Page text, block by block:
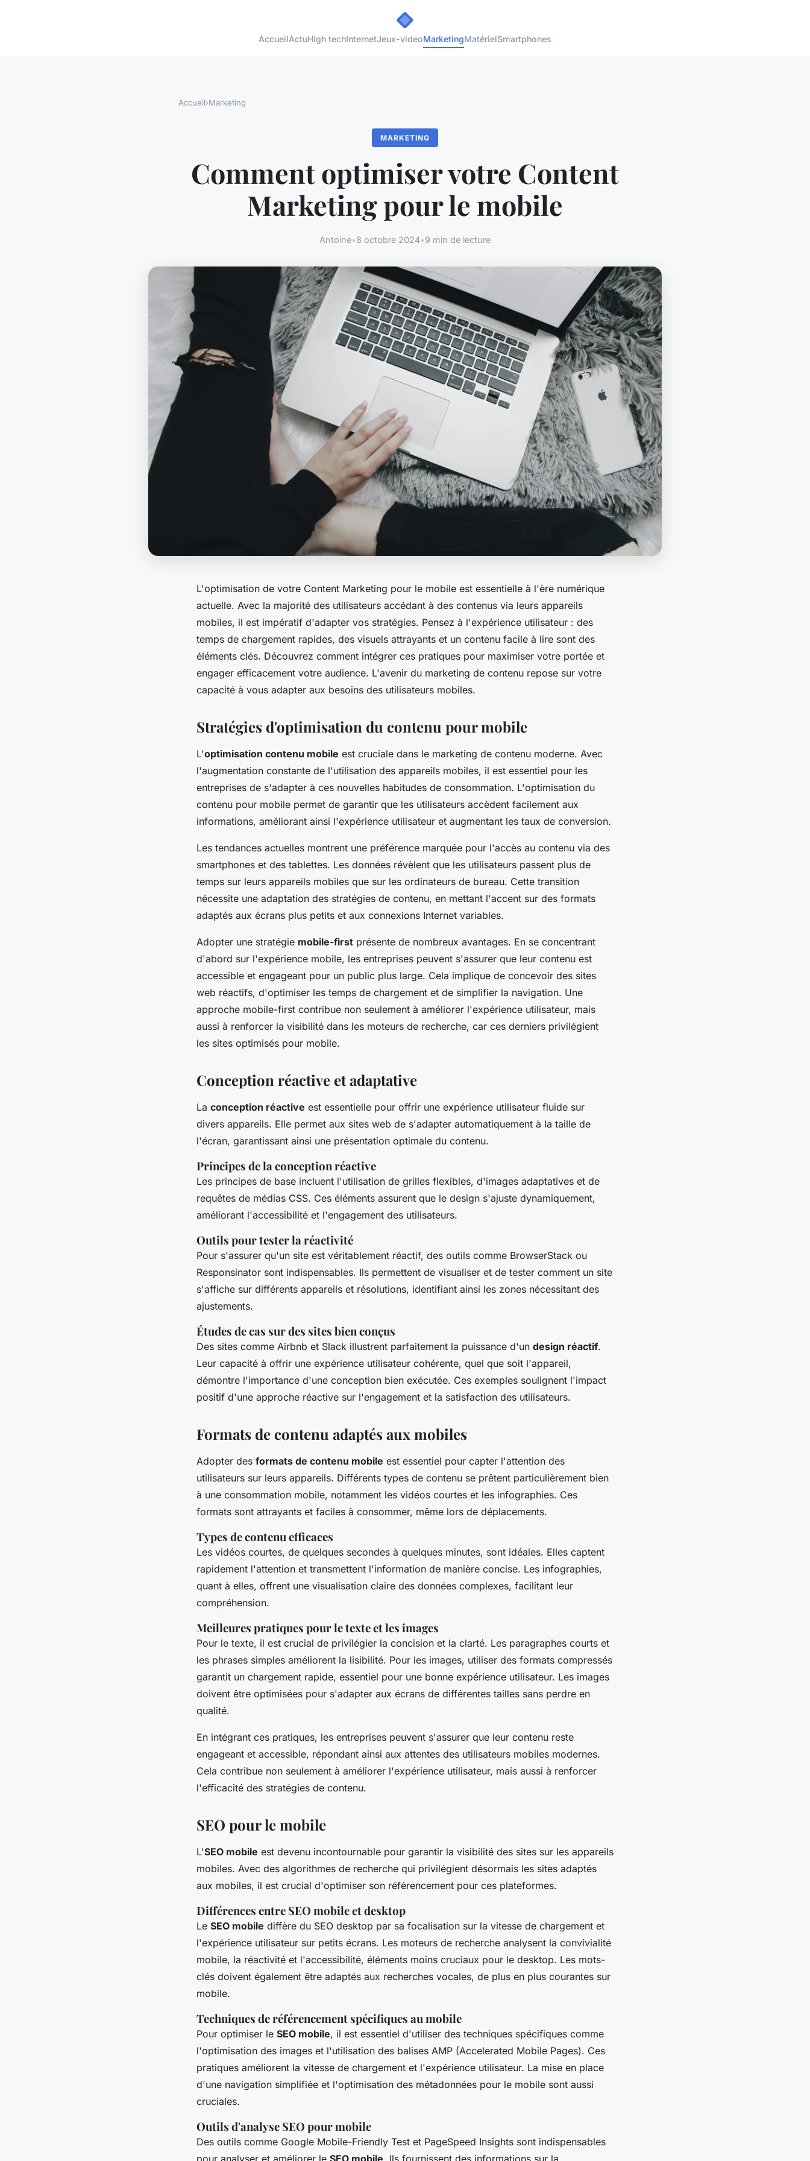
AccueilActuHigh techInternetJeux-videoMarketingMatérielSmartphones
Accueil›Marketing
MARKETING
Comment optimiser votre Content
Marketing pour le mobile
Antoine•8 octobre 2024•9 min de lecture
L'optimisation de votre Content Marketing pour le mobile est essentielle à l'ère numérique
actuelle. Avec la majorité des utilisateurs accédant à des contenus via leurs appareils
mobiles, il est impératif d'adapter vos stratégies. Pensez à l'expérience utilisateur : des
temps de chargement rapides, des visuels attrayants et un contenu facile à lire sont des
éléments clés. Découvrez comment intégrer ces pratiques pour maximiser votre portée et
engager efficacement votre audience. L'avenir du marketing de contenu repose sur votre
capacité à vous adapter aux besoins des utilisateurs mobiles.
Stratégies d'optimisation du contenu pour mobile
L'optimisation contenu mobile est cruciale dans le marketing de contenu moderne. Avec
l'augmentation constante de l'utilisation des appareils mobiles, il est essentiel pour les
entreprises de s'adapter à ces nouvelles habitudes de consommation. L'optimisation du
contenu pour mobile permet de garantir que les utilisateurs accèdent facilement aux
informations, améliorant ainsi l'expérience utilisateur et augmentant les taux de conversion.
Les tendances actuelles montrent une préférence marquée pour l'accès au contenu via des
smartphones et des tablettes. Les données révèlent que les utilisateurs passent plus de
temps sur leurs appareils mobiles que sur les ordinateurs de bureau. Cette transition
nécessite une adaptation des stratégies de contenu, en mettant l'accent sur des formats
adaptés aux écrans plus petits et aux connexions Internet variables.
Adopter une stratégie mobile-first présente de nombreux avantages. En se concentrant
d'abord sur l'expérience mobile, les entreprises peuvent s'assurer que leur contenu est
accessible et engageant pour un public plus large. Cela implique de concevoir des sites
web réactifs, d'optimiser les temps de chargement et de simplifier la navigation. Une
approche mobile-first contribue non seulement à améliorer l'expérience utilisateur, mais
aussi à renforcer la visibilité dans les moteurs de recherche, car ces derniers privilégient
les sites optimisés pour mobile.
Conception réactive et adaptative
La conception réactive est essentielle pour offrir une expérience utilisateur fluide sur
divers appareils. Elle permet aux sites web de s'adapter automatiquement à la taille de
l'écran, garantissant ainsi une présentation optimale du contenu.
Principes de la conception réactive
Les principes de base incluent l'utilisation de grilles flexibles, d'images adaptatives et de
requêtes de médias CSS. Ces éléments assurent que le design s'ajuste dynamiquement,
améliorant l'accessibilité et l'engagement des utilisateurs.
Outils pour tester la réactivité
Pour s'assurer qu'un site est véritablement réactif, des outils comme BrowserStack ou
Responsinator sont indispensables. Ils permettent de visualiser et de tester comment un site
s'affiche sur différents appareils et résolutions, identifiant ainsi les zones nécessitant des
ajustements.
Études de cas sur des sites bien conçus
Des sites comme Airbnb et Slack illustrent parfaitement la puissance d'un design réactif.
Leur capacité à offrir une expérience utilisateur cohérente, quel que soit l'appareil,
démontre l'importance d'une conception bien exécutée. Ces exemples soulignent l'impact
positif d'une approche réactive sur l'engagement et la satisfaction des utilisateurs.
Formats de contenu adaptés aux mobiles
Adopter des formats de contenu mobile est essentiel pour capter l'attention des
utilisateurs sur leurs appareils. Différents types de contenu se prêtent particulièrement bien
à une consommation mobile, notamment les vidéos courtes et les infographies. Ces
formats sont attrayants et faciles à consommer, même lors de déplacements.
Types de contenu efficaces
Les vidéos courtes, de quelques secondes à quelques minutes, sont idéales. Elles captent
rapidement l'attention et transmettent l'information de manière concise. Les infographies,
quant à elles, offrent une visualisation claire des données complexes, facilitant leur
compréhension.
Meilleures pratiques pour le texte et les images
Pour le texte, il est crucial de privilégier la concision et la clarté. Les paragraphes courts et
les phrases simples améliorent la lisibilité. Pour les images, utiliser des formats compressés
garantit un chargement rapide, essentiel pour une bonne expérience utilisateur. Les images
doivent être optimisées pour s'adapter aux écrans de différentes tailles sans perdre en
qualité.
En intégrant ces pratiques, les entreprises peuvent s'assurer que leur contenu reste
engageant et accessible, répondant ainsi aux attentes des utilisateurs mobiles modernes.
Cela contribue non seulement à améliorer l'expérience utilisateur, mais aussi à renforcer
l'efficacité des stratégies de contenu.
SEO pour le mobile
L'SEO mobile est devenu incontournable pour garantir la visibilité des sites sur les appareils
mobiles. Avec des algorithmes de recherche qui privilégient désormais les sites adaptés
aux mobiles, il est crucial d'optimiser son référencement pour ces plateformes.
Différences entre SEO mobile et desktop
Le SEO mobile diffère du SEO desktop par sa focalisation sur la vitesse de chargement et
l'expérience utilisateur sur petits écrans. Les moteurs de recherche analysent la convivialité
mobile, la réactivité et l'accessibilité, éléments moins cruciaux pour le desktop. Les mots-
clés doivent également être adaptés aux recherches vocales, de plus en plus courantes sur
mobile.
Techniques de référencement spécifiques au mobile
Pour optimiser le SEO mobile, il est essentiel d'utiliser des techniques spécifiques comme
l'optimisation des images et l'utilisation des balises AMP (Accelerated Mobile Pages). Ces
pratiques améliorent la vitesse de chargement et l'expérience utilisateur. La mise en place
d'une navigation simplifiée et l'optimisation des métadonnées pour le mobile sont aussi
cruciales.
Outils d'analyse SEO pour mobile
Des outils comme Google Mobile-Friendly Test et PageSpeed Insights sont indispensables
pour analyser et améliorer le SEO mobile . Ils fournissent des informations sur la